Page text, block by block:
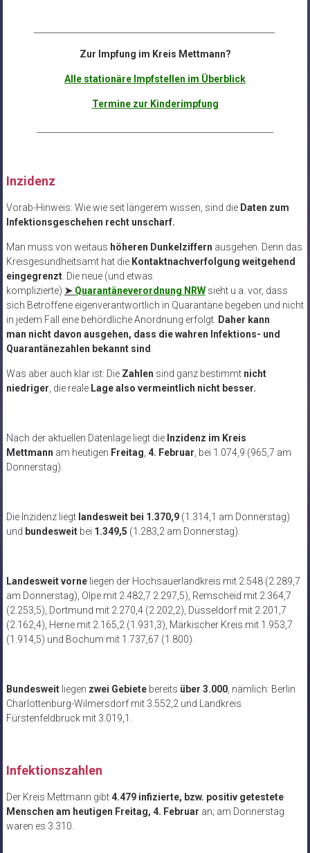
Zur Impfung im Kreis Mettmann?
Alle stationäre Impfstellen im Überblick
Termine zur Kinderimpfung
Inzidenz
Vorab-Hinweis: Wie wie seit längerem wissen, sind die Daten zum
Infektionsgeschehen recht unscharf.
Man muss von weitaus höheren Dunkelziffern ausgehen. Denn das
Kreisgesundheitsamt hat die Kontaktnachverfolgung weitgehend
eingegrenzt. Die neue (und etwas
komplizierte) ➤ Quarantäneverordnung NRWsieht u.a. vor, dass
sich Betroffene eigenverantwortlich in Quarantäne begeben und nicht
in jedem Fall eine behördliche Anordnung erfolgt. Daher kann
man nicht davon ausgehen, dass die wahren Infektions- und
Quarantänezahlen bekannt sind.
Was aber auch klar ist: Die Zahlen sind ganz bestimmt nicht
niedriger, die reale Lage also vermeintlich nicht besser.
Nach der aktuellen Datenlage liegt die Inzidenz im Kreis
Mettmann am heutigen Freitag, 4. Februar, bei 1.074,9 (965,7 am
Donnerstag).
Die Inzidenz liegtlandesweit bei 1.370,9 (1.314,1 am Donnerstag)
und bundesweitbei 1.349,5 (1.283,2 am Donnerstag).
Landesweitvorneliegen der Hochsauerlandkreis mit 2.548 (2.289,7
am Donnerstag), Olpe mit 2.482,7 2.297,5), Remscheid mit 2.364,7
(2.253,5), Dortmund mit 2.270,4 (2.202,2), Düsseldorf mit 2.201,7
(2.162,4), Herne mit 2.165,2 (1.931,3), Märkischer Kreis mit 1.953,7
(1.914,5) und Bochum mit 1.737,67 (1.800).
Bundesweitliegen zwei Gebietebereits über 3.000, nämlich: Berlin
Charlottenburg-Wilmersdorf mit 3.552,2 und Landkreis
Fürstenfeldbruck mit 3.019,1.
Infektionszahlen
Der Kreis Mettmann gibt4.479 infizierte, bzw. positiv getestete
Menschen am heutigen Freitag, 4. Februar an; am Donnerstag
waren es 3.310.